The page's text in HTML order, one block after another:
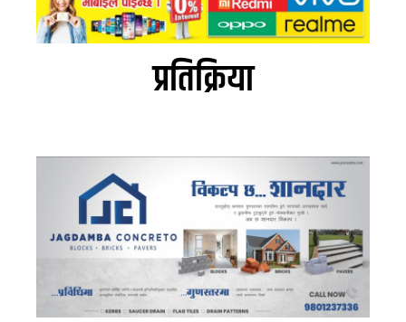
प्रतिक्रिया